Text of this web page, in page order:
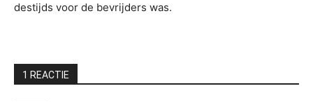
destijds voor de bevrijders was.
1 REACTIE